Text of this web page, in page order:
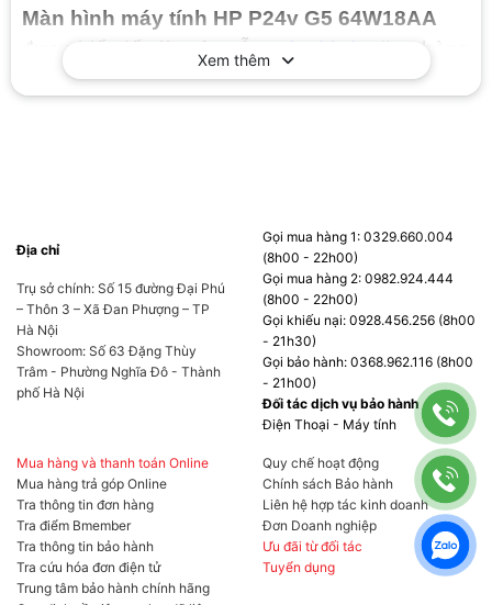
Màn hình máy tính HP P24v G5 64W18AA
được biết đến là một mẫu
màn hình
văn phòng
với thiết kế chắc chắn, tinh tế và cực kì trang
lựa chọn không thể hợp lý hơn cho các văn
phòng có quy mô nhỏ, giúp tiết kiệm ngân sách
công ty.
Sự lựa chọn tuyệt vời cho văn
phòng hiện đại
Xem thêm
Địa chỉ
Trụ sở chính: Số 15 đường Đại Phú
– Thôn 3 – Xã Đan Phượng – TP
Hà Nội
Showroom: Số 63 Đặng Thùy
Trâm - Phường Nghĩa Đô - Thành
phố Hà Nội
Gọi mua hàng 1: 0329.660.004
(8h00 - 22h00)
Gọi mua hàng 2: 0982.924.444
(8h00 - 22h00)
Gọi khiếu nại: 0928.456.256 (8h00
- 21h30)
Gọi bảo hành: 0368.962.116 (8h00
- 21h00)
Đối tác dịch vụ bảo hành
Điện Thoại - Máy tính
Mua hàng và thanh toán Online
Mua hàng trả góp Online
Tra thông tin đơn hàng
Tra điểm Bmember
Tra thông tin bảo hành
Tra cứu hóa đơn điện tử
Trung tâm bảo hành chính hãng
Quy chế hoạt động
Chính sách Bảo hành
Liên hệ hợp tác kinh doanh
Đơn Doanh nghiệp
Ưu đãi từ đối tác
Tuyển dụng